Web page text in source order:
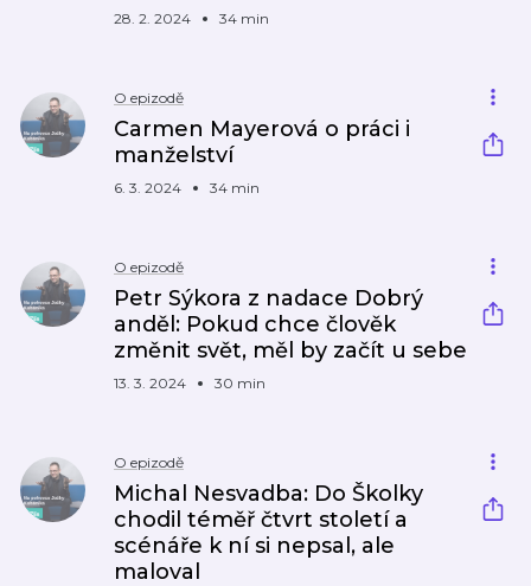
28. 2. 2024 34 min
O epizodě
Carmen Mayerová o práci i
manželství
6. 3. 2024 34 min
O epizodě
Petr Sýkora z nadace Dobrý
anděl: Pokud chce člověk
změnit svět, měl by začít u sebe
13. 3. 2024 30 min
O epizodě
Michal Nesvadba: Do Školky
chodil téměř čtvrt století a
scénáře k ní si nepsal, ale
maloval